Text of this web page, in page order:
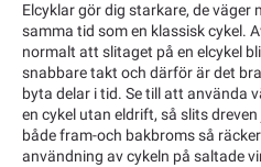
Elcyklar gör dig starkare, de väger
samma tid som en klassisk cykel.
normalt att slitaget på en elcykel
snabbare takt och därför är det
byta delar i tid. Se till att använda
en cykel utan eldrift, så slits
både fram-och bakbroms så
användning av cykeln på saltade